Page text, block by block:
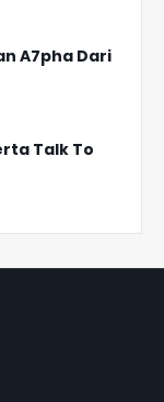
A7pha Dari
Talk To